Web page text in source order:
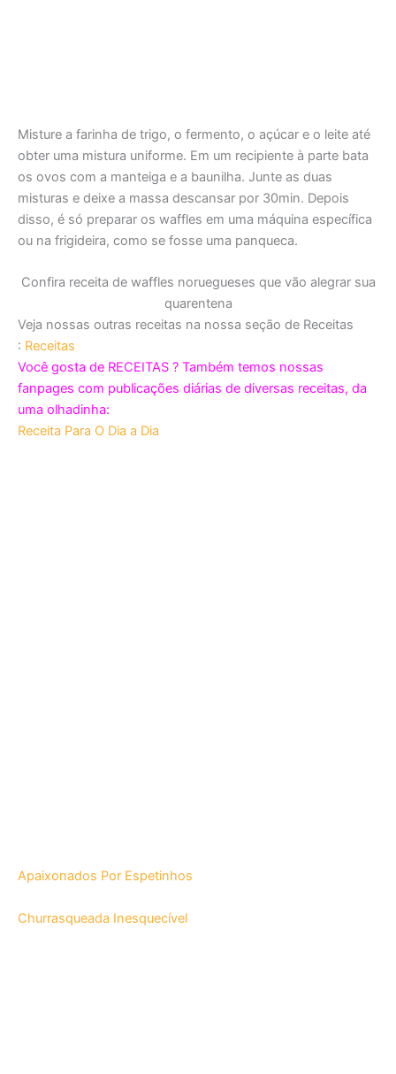
Misture a farinha de trigo, o fermento, o açúcar e o leite até
obter uma mistura uniforme. Em um recipiente à parte bata
os ovos com a manteiga e a baunilha. Junte as duas
misturas e deixe a massa descansar por 30min. Depois
disso, é só preparar os waffles em uma máquina específica
ou na frigideira, como se fosse uma panqueca.
Confira receita de waffles noruegueses que vão alegrar sua
quarentena
Veja nossas outras receitas na nossa seção de Receitas
: Receitas
Você gosta de RECEITAS ? Também temos nossas
fanpages com publicações diárias de diversas receitas, da
uma olhadinha:
Receita Para O Dia a Dia
Apaixonados Por Espetinhos
Churrasqueada Inesquecível